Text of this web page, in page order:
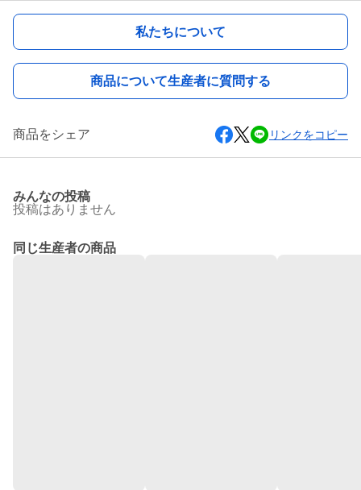
私たちについて
商品について生産者に質問する
商品をシェア リンクをコピー
みんなの投稿
投稿はありません
同じ生産者の商品